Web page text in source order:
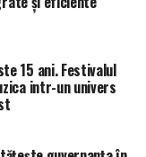
ar putea scumpi
15 ani. Festivalul
intr-un univers